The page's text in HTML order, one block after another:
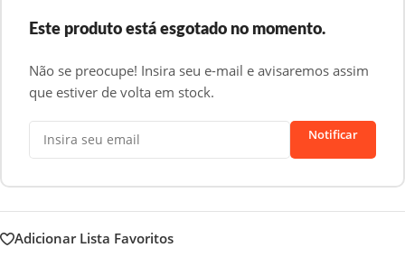
Este produto está esgotado no momento.
Não se preocupe! Insira seu e-mail e avisaremos assim
que estiver de volta em stock.
Notificar
Adicionar Lista Favoritos